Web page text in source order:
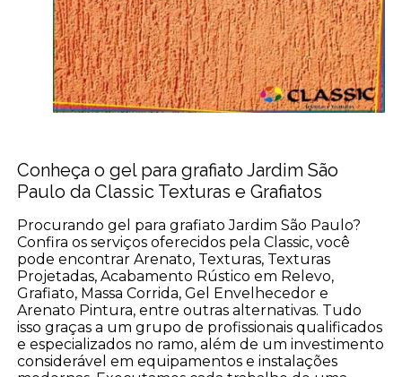
Conheça o gel para grafiato Jardim São
Paulo da Classic Texturas e Grafiatos
Procurando gel para grafiato Jardim São Paulo?
Confira os serviços oferecidos pela Classic, você
pode encontrar Arenato, Texturas, Texturas
Projetadas, Acabamento Rústico em Relevo,
Grafiato, Massa Corrida, Gel Envelhecedor e
Arenato Pintura, entre outras alternativas. Tudo
isso graças a um grupo de profissionais qualificados
e especializados no ramo, além de um investimento
considerável em equipamentos e instalações